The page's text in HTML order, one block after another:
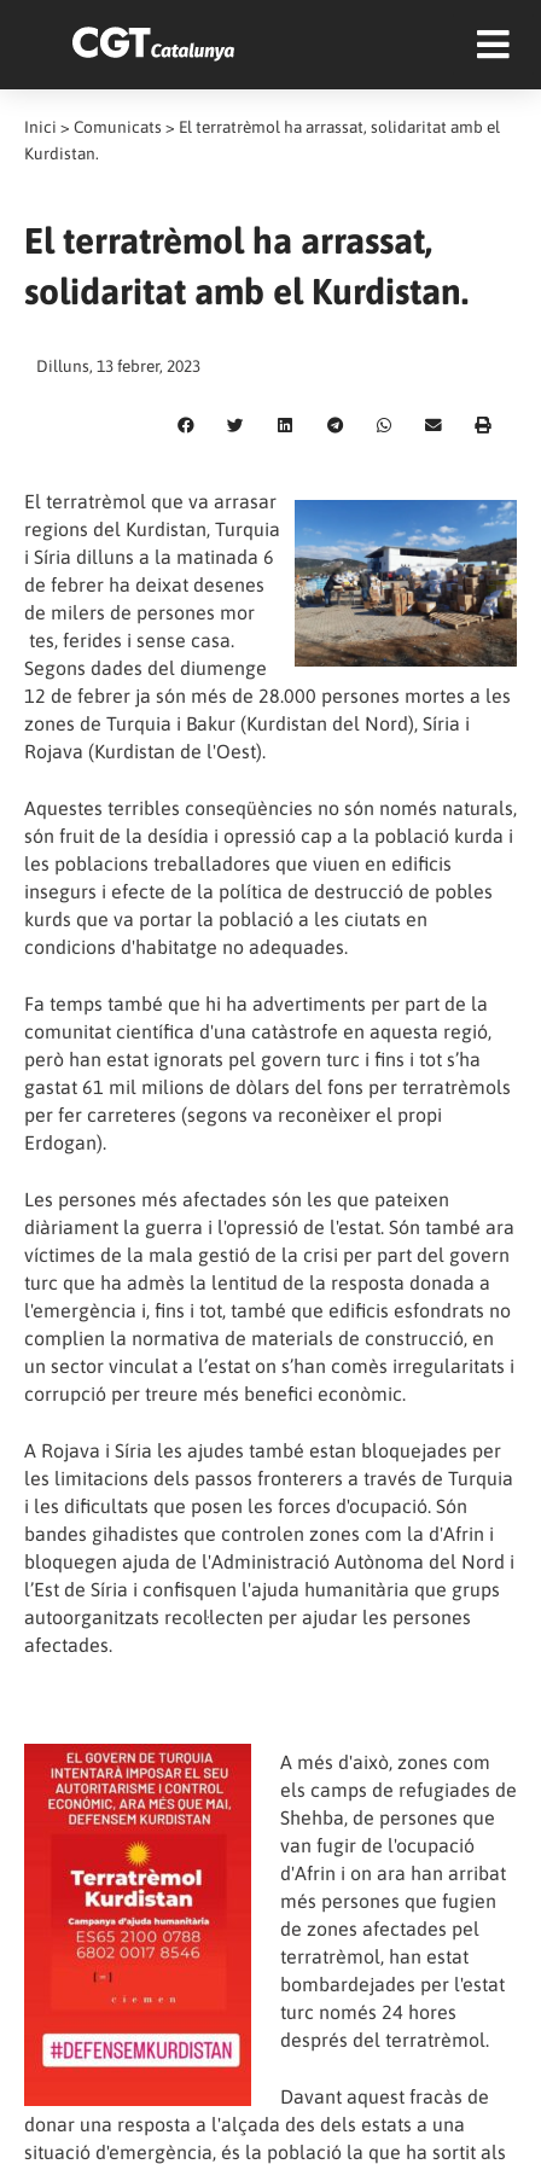
Inici > Comunicats > El terratrèmol ha arrassat, solidaritat amb el
Kurdistan.
El terratrèmol ha arrassat,
solidaritat amb el Kurdistan.
Dilluns, 13 febrer, 2023
El terratrèmol que va arrasar
regions del Kurdistan, Turquia
i Síria dilluns a la matinada 6
de febrer ha deixat desenes
de milers de persones mor
tes, ferides i sense casa.
Segons dades del diumenge
12 de febrer ja són més de 28.000 persones mortes a les
zones de Turquia i Bakur (Kurdistan del Nord), Síria i
Rojava (Kurdistan de l'Oest).
Aquestes terribles conseqüències no són només naturals,
són fruit de la desídia i opressió cap a la població kurda i
les poblacions treballadores que viuen en edificis
insegurs i efecte de la política de destrucció de pobles
kurds que va portar la població a les ciutats en
condicions d'habitatge no adequades.
Fa temps també que hi ha advertiments per part de la
comunitat científica d'una catàstrofe en aquesta regió,
però han estat ignorats pel govern turc i fins i tot s’ha
gastat 61 mil milions de dòlars del fons per terratrèmols
per fer carreteres (segons va reconèixer el propi
Erdogan).
Les persones més afectades són les que pateixen
diàriament la guerra i l'opressió de l'estat. Són també ara
víctimes de la mala gestió de la crisi per part del govern
turc que ha admès la lentitud de la resposta donada a
l'emergència i, fins i tot, també que edificis esfondrats no
complien la normativa de materials de construcció, en
un sector vinculat a l’estat on s’han comès irregularitats i
corrupció per treure més benefici econòmic.
A Rojava i Síria les ajudes també estan bloquejades per
les limitacions dels passos fronterers a través de Turquia
i les dificultats que posen les forces d'ocupació. Són
bandes gihadistes que controlen zones com la d'Afrin i
bloquegen ajuda de l'Administració Autònoma del Nord i
l’Est de Síria i confisquen l'ajuda humanitària que grups
autoorganitzats recol·lecten per ajudar les persones
afectades.
A més d'això, zones com
els camps de refugiades de
Shehba, de persones que
van fugir de l'ocupació
d'Afrin i on ara han arribat
més persones que fugien
de zones afectades pel
terratrèmol, han estat
bombardejades per l'estat
turc només 24 hores
després del terratrèmol.
Davant aquest fracàs de
donar una resposta a l'alçada des dels estats a una
situació d'emergència, és la població la que ha sortit als